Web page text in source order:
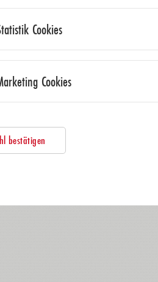
Cookies
Cookies
bestätigen